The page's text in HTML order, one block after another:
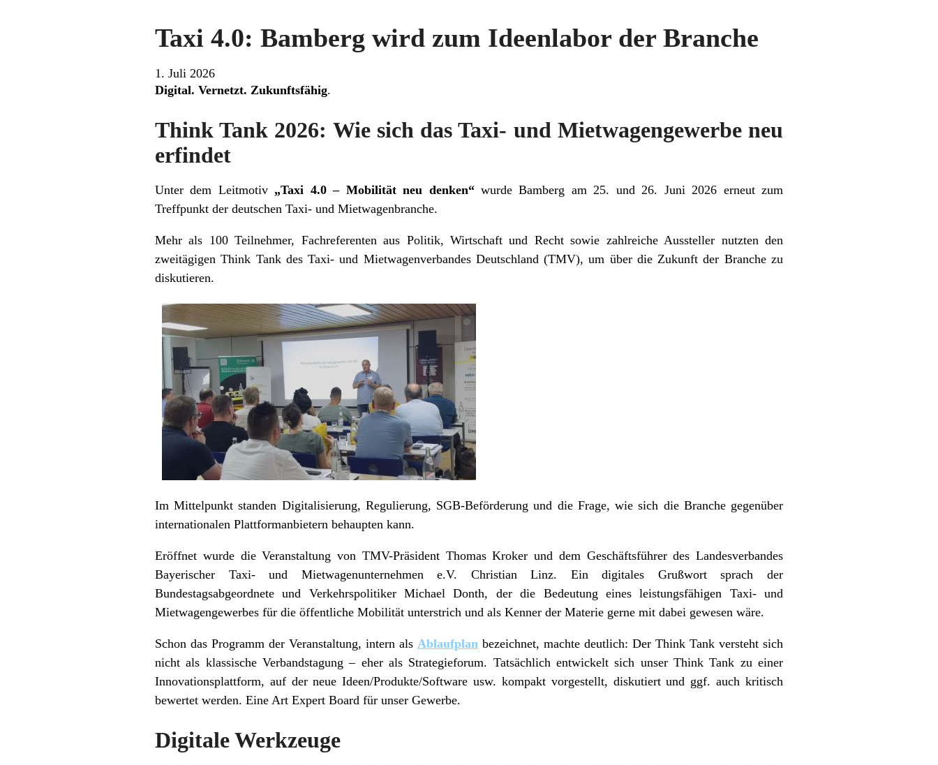
Taxi 4.0: Bamberg wird zum Ideenlabor der Branche
1. Juli 2026
Digital. Vernetzt. Zukunftsfähig.
Think Tank 2026: Wie sich das Taxi- und Mietwagengewerbe neu
erfindet
Unter dem Leitmotiv „Taxi 4.0 – Mobilität neu denken“wurde Bamberg am 25. und 26. Juni 2026 erneut zum
Treffpunkt der deutschen Taxi- und Mietwagenbranche.
Mehr als 100 Teilnehmer, Fachreferenten aus Politik, Wirtschaft und Recht sowie zahlreiche Aussteller nutzten den
zweitägigen Think Tank des Taxi- und Mietwagenverbandes Deutschland (TMV), um über die Zukunft der Branche zu
diskutieren.
Im Mittelpunkt standen Digitalisierung, Regulierung, SGB-Beförderung und die Frage, wie sich die Branche gegenüber
internationalen Plattformanbietern behaupten kann.
Eröffnet wurde die Veranstaltung von TMV-Präsident Thomas Kroker und dem Geschäftsführer des Landesverbandes
Bayerischer Taxi- und Mietwagenunternehmen e.V. Christian Linz. Ein digitales Grußwort sprach der
Bundestagsabgeordnete und Verkehrspolitiker Michael Donth, der die Bedeutung eines leistungsfähigen Taxi- und
Mietwagengewerbes für die öffentliche Mobilität unterstrich und als Kenner der Materie gerne mit dabei gewesen wäre.
Schon das Programm der Veranstaltung, intern als Ablaufplan bezeichnet, machte deutlich: Der Think Tank versteht sich
nicht als klassische Verbandstagung – eher als Strategieforum. Tatsächlich entwickelt sich unser Think Tank zu einer
Innovationsplattform, auf der neue Ideen/Produkte/Software usw. kompakt vorgestellt, diskutiert und ggf. auch kritisch
bewertet werden. Eine Art Expert Board für unser Gewerbe.
Digitale Werkzeuge